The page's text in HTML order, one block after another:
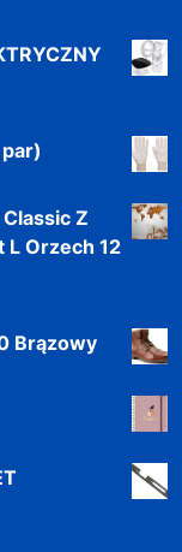
Z
L Orzech 12
Brązowy